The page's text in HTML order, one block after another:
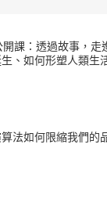
課：透過故事，走
、如何形塑人類生
法如何限縮我們的